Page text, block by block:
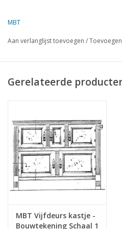
Auteur
Lakerveld
Kwaliteit
Moeilijkheidsgraad
Schaal
Aantal bladen A00
0
Aantal bladen A0
0
MBT
Aan verlanglijst toevoegen /
Gerelateerde
MBT Vijfdeurs kastje -
Bouwtekening Schaal 1